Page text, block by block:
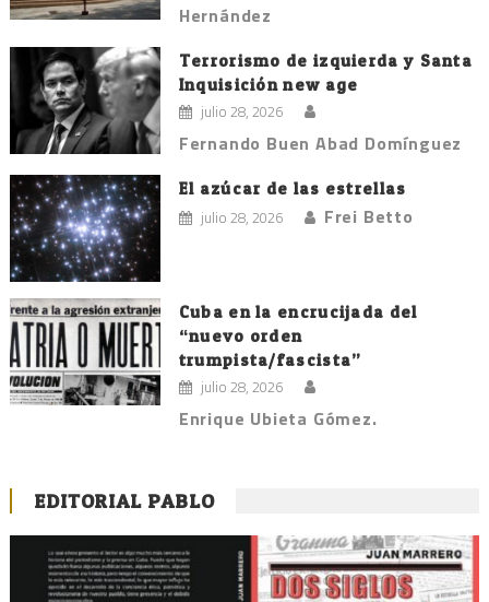
Hernández
Terrorismo de izquierda y Santa
Inquisición new age
julio 28, 2026
Fernando Buen Abad Domínguez
El azúcar de las estrellas
julio 28, 2026 Frei Betto
Cuba en la encrucijada del
“nuevo orden
trumpista/fascista”
julio 28, 2026
Enrique Ubieta Gómez.
EDITORIAL PABLO